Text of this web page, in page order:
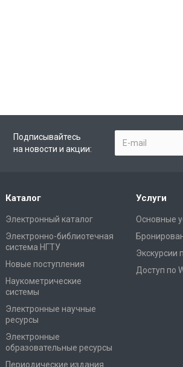
Подписывайтесь
на новости и акции:
Каталог
Электронный каталог
Электронно-библиотечная
система НГТУ
Новые поступления
Наукометрические
системы
Электронные научные
ресурсы
Электронные
образовательные ресурсы
Периодические издания
Услуги
Основные
Экскурсии
Доступ по